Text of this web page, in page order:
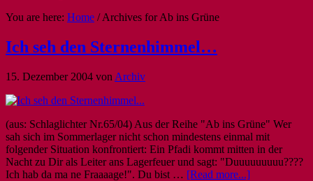
You are here: Home /Archives for Ab ins Grüne
Ich seh den Sternenhimmel…
15. Dezember 2004 von Archiv
(aus: Schlaglichter Nr.65/04) Aus der Reihe "Ab ins Grüne" Wer
sah sich im Sommerlager nicht schon mindestens einmal mit
folgender Situation konfrontiert: Ein Pfadi kommt mitten in der
Nacht zu Dir als Leiter ans Lagerfeuer und sagt: "Duuuuuuuuu????
Ich hab da ma ne Fraaaage!". Du bist … [Read more...]